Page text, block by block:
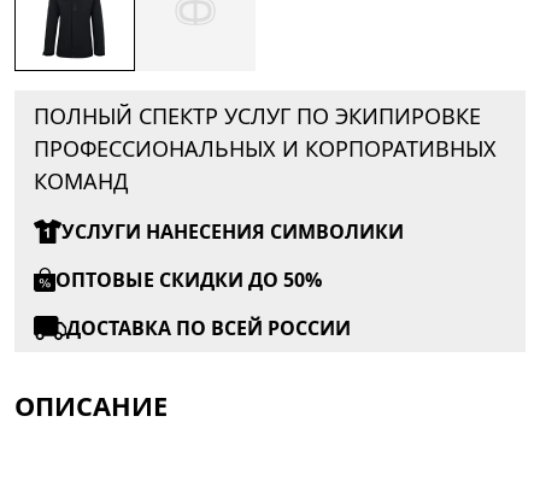
ПОЛНЫЙ СПЕКТР УСЛУГ ПО ЭКИПИРОВКЕ
ПРОФЕССИОНАЛЬНЫХ И КОРПОРАТИВНЫХ
КОМАНД
УСЛУГИ НАНЕСЕНИЯ СИМВОЛИКИ
ОПТОВЫЕ СКИДКИ ДО 50%
ДОСТАВКА ПО ВСЕЙ РОССИИ
ОПИСАНИЕ